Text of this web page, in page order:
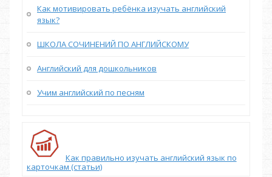
Как мотивировать ребёнка изучать английский
язык?
ШКОЛА СОЧИНЕНИЙ ПО АНГЛИЙСКОМУ
Английский для дошкольников
Учим английский по песням
Как правильно изучать английский язык по
карточкам (статьи)